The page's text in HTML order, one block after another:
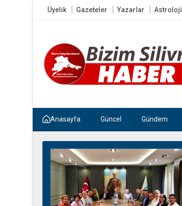
Üyelik Gazeteler Yazarlar Astroloji
Anasayfa Güncel Gündem